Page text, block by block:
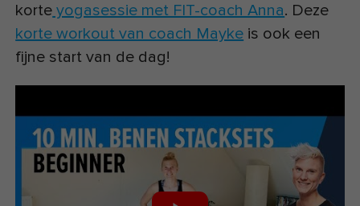
korte yogasessie met FIT-coach Anna. Deze
korte workout van coach Mayke is ook een
fijne start van de dag!